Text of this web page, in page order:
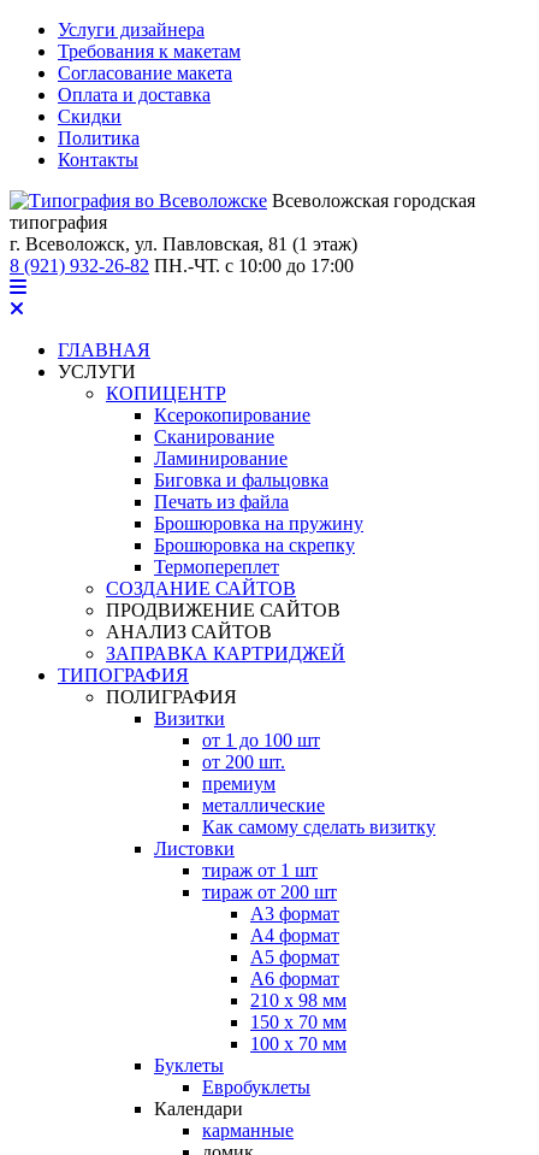
Услуги дизайнера
Требования к макетам
Согласование макета
Оплата и доставка
Скидки
Политика
Контакты
Всеволожская городская
типография
г. Всеволожск, ул. Павловская, 81 (1 этаж)
8 (921) 932-26-82 ПН.-ЧТ. с 10:00 до 17:00
ГЛАВНАЯ
УСЛУГИ
КОПИЦЕНТР
Ксерокопирование
Сканирование
Ламинирование
Биговка и фальцовка
Печать из файла
Брошюровка на пружину
Брошюровка на скрепку
Термопереплет
СОЗДАНИЕ САЙТОВ
ПРОДВИЖЕНИЕ САЙТОВ
АНАЛИЗ САЙТОВ
ЗАПРАВКА КАРТРИДЖЕЙ
ТИПОГРАФИЯ
ПОЛИГРАФИЯ
Визитки
от 1 до 100 шт
от 200 шт.
премиум
металлические
Как самому сделать визитку
Листовки
тираж от 1 шт
тираж от 200 шт
А3 формат
А4 формат
А5 формат
А6 формат
210 х 98 мм
150 х 70 мм
100 х 70 мм
Буклеты
Евробуклеты
Календари
карманные